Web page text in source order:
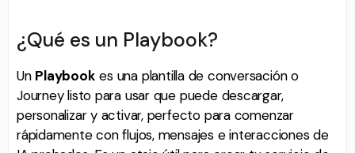
¿Qué es un Playbook?
Un Playbook es una plantilla de conversación o
Journey listo para usar que puede descargar,
personalizar y activar, perfecto para comenzar
rápidamente con flujos, mensajes e interacciones de